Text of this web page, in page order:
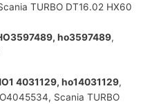
TURBO DT16.02 HX60
ho3597489,
4031129, ho14031129,
Scania TURBO